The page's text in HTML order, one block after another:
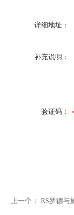
详细地址：
补充说明：
验证码：
上一个： RS罗德与